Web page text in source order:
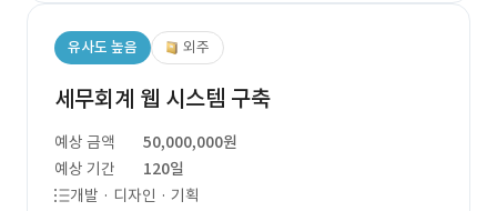
유사도 높음 외주
세무회계 웹 시스템 구축
예상 금액
50,000,000원
예상 기간
120일
개발 · 디자인 · 기획